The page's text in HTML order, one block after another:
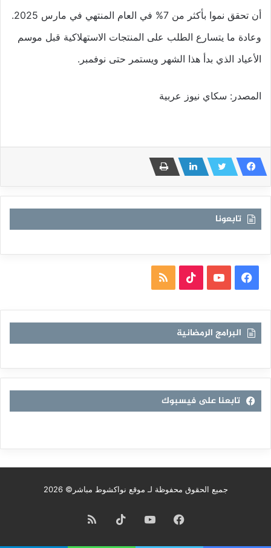
أن تحقق نموا بأكثر من 7% في العام المنتهي في مارس 2025.
وعادة ما يتسارع الطلب على المنتجات الاستهلاكية قبل موسم
الأعياد الذي بدأ هذا الشهر ويستمر حتى نوفمبر.
المصدر: سكاي نيوز عربية
تابعونا
فيسبوكيوتيوب TikTokملخص
RSS
البرامج الرمضانية
تابعنا على فيسبوك
جميع الحقوق محفوظة لـ موقع نواكشوط مباشر© 2026
فيسبوكيوتيوب TikTokملخص